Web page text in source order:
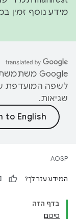
מידע נוסף זמין
לשפה המועדפת
שגיאות.
AOSP
המידע עזר לך?
בדף הזה
סיכום